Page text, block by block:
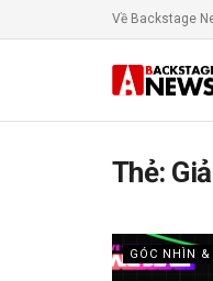
Về Backstage
Thẻ:
GÓC NHÌN